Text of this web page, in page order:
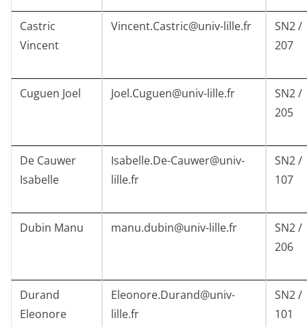
Castric
Vincent
Vincent.Castric@univ-lille.fr
SN2 /
207
Cuguen Joel Joel.Cuguen@univ-lille.fr
SN2 /
205
De Cauwer
Isabelle
Isabelle.De-Cauwer@univ-
lille.fr
SN2 /
107
Dubin Manu manu.dubin@univ-lille.fr
SN2 /
206
Durand
Eleonore
Eleonore.Durand@univ-
lille.fr
SN2 /
101